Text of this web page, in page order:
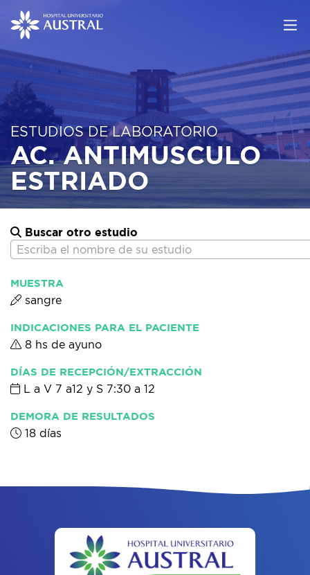
ESTUDIOS DE LABORATORIO
AC. ANTIMUSCULO
ESTRIADO
Buscar otro estudio
Escriba el nombre de su estudio
MUESTRA
sangre
INDICACIONES PARA EL PACIENTE
8 hs de ayuno
DÍAS DE RECEPCIÓN/EXTRACCIÓN
L a V 7 a12 y S 7:30 a 12
DEMORA DE RESULTADOS
18 días